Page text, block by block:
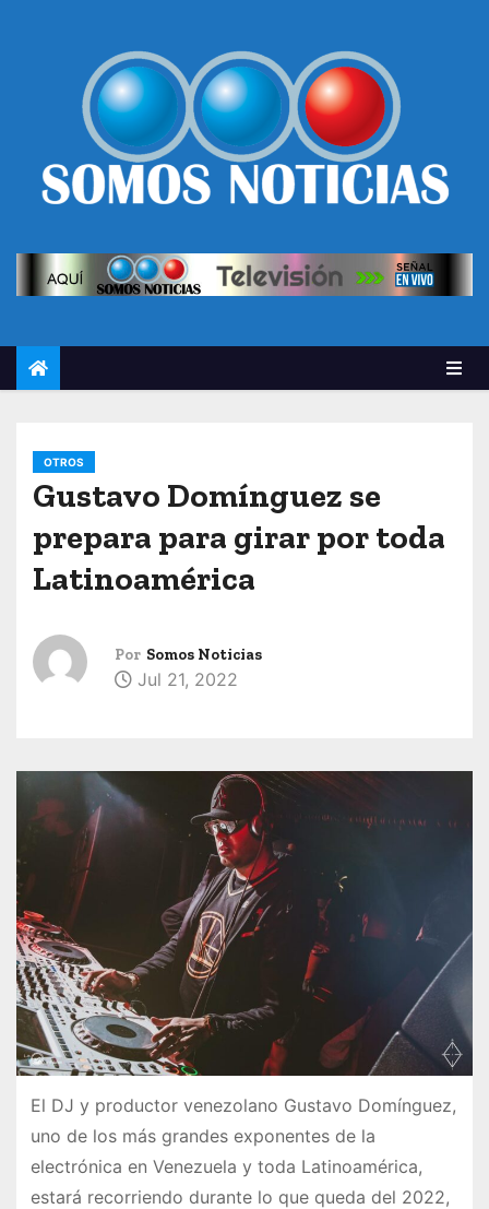
OTROS
Gustavo Domínguez se
prepara para girar por toda
Latinoamérica
Por Somos Noticias
Jul 21, 2022
El DJ y productor venezolano Gustavo Domínguez,
uno de los más grandes exponentes de la
electrónica en Venezuela y toda Latinoamérica,
estará recorriendo durante lo que queda del 2022,